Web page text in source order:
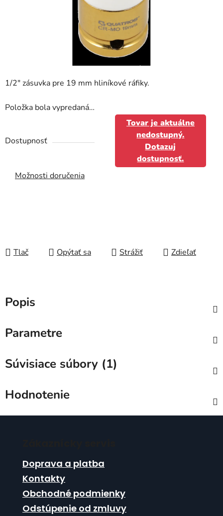
1/2" zásuvka pre 19 mm hliníkové ráfiky.
Položka bola vypredaná…
Dostupnosť
Tovar je aktuálne
nedostupný.
Dotazuj
dostupnosť.
Možnosti doručenia
Tlač Opýtať sa Strážiť Zdieľať
Popis
Parametre
Súvisiace súbory (1)
Hodnotenie
Doprava a platba
Kontakty
Obchodné podmienky
Odstúpenie od zmluvy